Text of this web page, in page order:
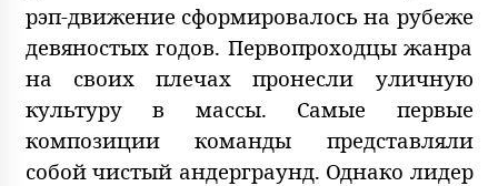
рэп-движение сформировалось на рубеже
девяностых годов. Первопроходцы жанра
на своих плечах пронесли уличную
культуру в массы. Самые первые
композиции команды представляли
собой чистый андерграунд. Однако лидер